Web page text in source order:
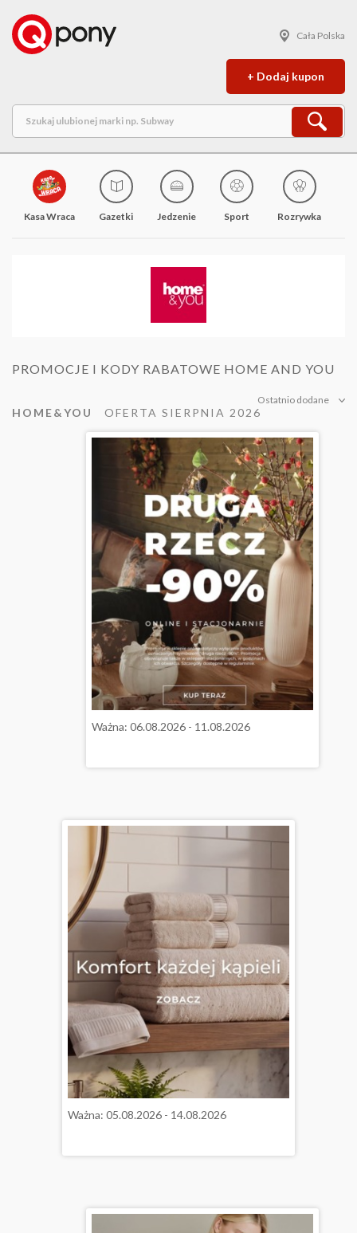
Cała Polska
+ Dodaj kupon
Kasa Wraca Gazetki Jedzenie Sport Rozrywka
PROMOCJE I KODY RABATOWE HOME AND YOU
Ostatnio dodane
HOME&YOU OFERTA SIERPNIA 2026
Ważna: 06.08.2026 - 11.08.2026
Ważna: 05.08.2026 - 14.08.2026